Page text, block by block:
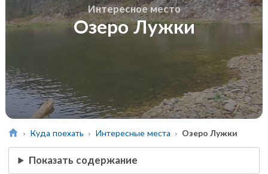
Интересное место
Озеро Лужки
Куда поехать Интересные места Озеро Лужки
Показать содержание